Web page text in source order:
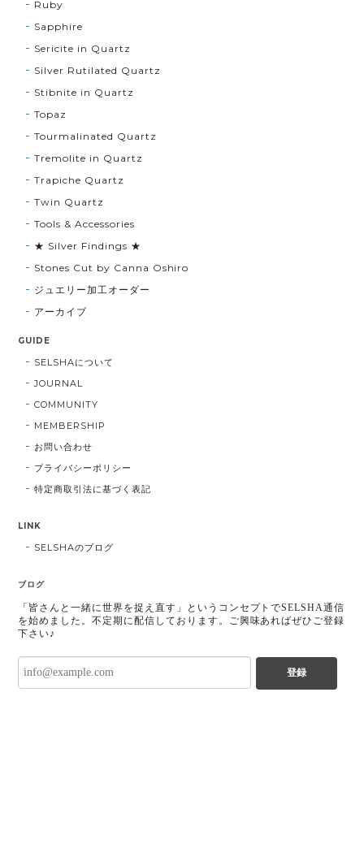
Ruby
Sapphire
Sericite in Quartz
Silver Rutilated Quartz
Stibnite in Quartz
Topaz
Tourmalinated Quartz
Tremolite in Quartz
Trapiche Quartz
Twin Quartz
Tools & Accessories
★ Silver Findings ★
Stones Cut by Canna Oshiro
ジュエリー加工オーダー
アーカイブ
GUIDE
SELSHAについて
JOURNAL
COMMUNITY
MEMBERSHIP
お問い合わせ
プライバシーポリシー
特定商取引法に基づく表記
LINK
SELSHAのブログ
ブログ
「皆さんと一緒に世界を捉え直す」というコンセプトでSELSHA通信
を始めました。不定期に配信しております。ご興味あればぜひご登録
下さい♪
登録